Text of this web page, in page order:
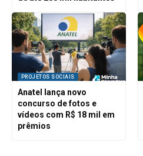
PROJETOS SOCIAIS
Anatel lança novo
concurso de fotos e
vídeos com R$ 18 mil em
prêmios